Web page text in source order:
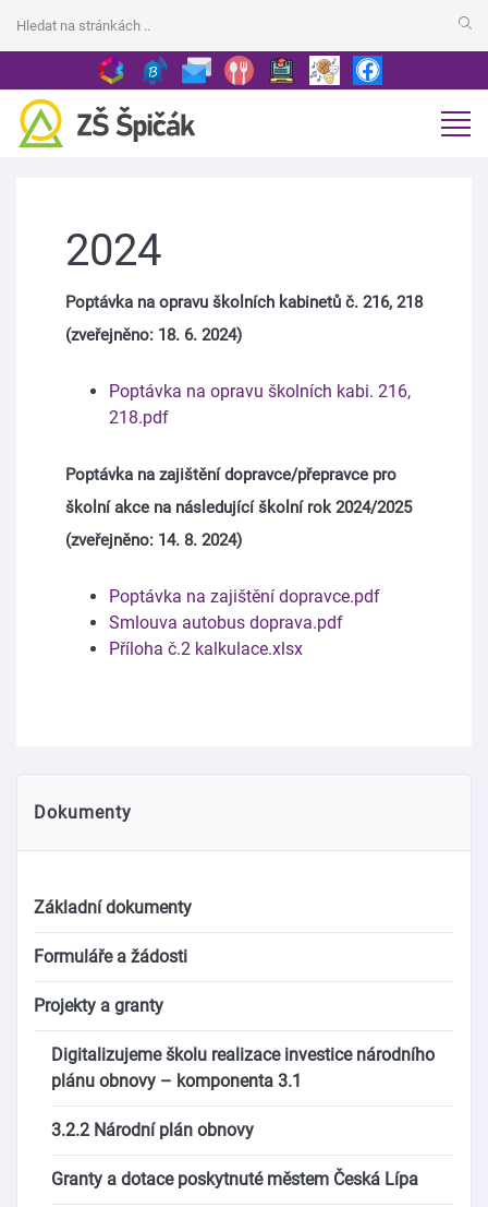
2024
Poptávka na opravu školních kabinetů č. 216, 218
(zveřejněno: 18. 6. 2024)
Poptávka na opravu školních kabi. 216,
218.pdf
Poptávka na zajištění dopravce/přepravce pro
školní akce na následující školní rok 2024/2025
(zveřejněno: 14. 8. 2024)
Poptávka na zajištění dopravce.pdf
Smlouva autobus doprava.pdf
Příloha č.2 kalkulace.xlsx
Dokumenty
Základní dokumenty
Formuláře a žádosti
Projekty a granty
Digitalizujeme školu realizace investice národního
plánu obnovy – komponenta 3.1
3.2.2 Národní plán obnovy
Granty a dotace poskytnuté městem Česká Lípa